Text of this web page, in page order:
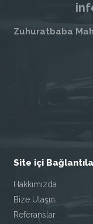
Zuhuratbaba
Site içi
Hakkımızda
Bize Ulaşın
Referanslar